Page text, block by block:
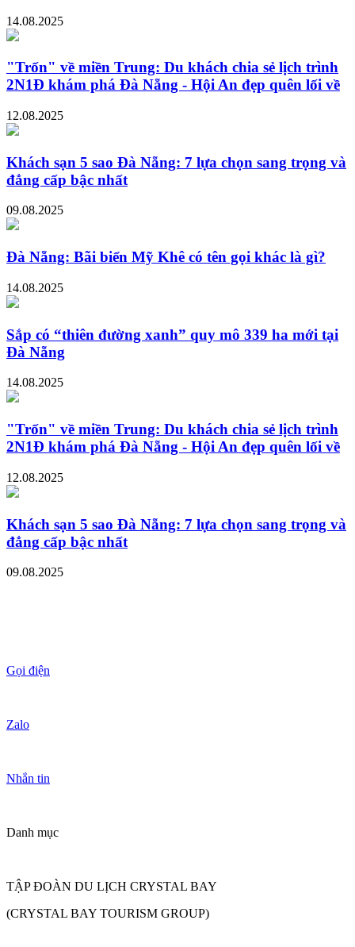
14.08.2025
"Trốn" về miền Trung: Du khách chia sẻ lịch trình
2N1Đ khám phá Đà Nẵng - Hội An đẹp quên lối về
12.08.2025
Khách sạn 5 sao Đà Nẵng: 7 lựa chọn sang trọng và
đẳng cấp bậc nhất
09.08.2025
Đà Nẵng: Bãi biển Mỹ Khê có tên gọi khác là gì?
14.08.2025
Sắp có “thiên đường xanh” quy mô 339 ha mới tại
Đà Nẵng
14.08.2025
"Trốn" về miền Trung: Du khách chia sẻ lịch trình
2N1Đ khám phá Đà Nẵng - Hội An đẹp quên lối về
12.08.2025
Khách sạn 5 sao Đà Nẵng: 7 lựa chọn sang trọng và
đẳng cấp bậc nhất
09.08.2025
Gọi điện
Zalo
Nhắn tin
Danh mục
TẬP ĐOÀN DU LỊCH CRYSTAL BAY
(CRYSTAL BAY TOURISM GROUP)